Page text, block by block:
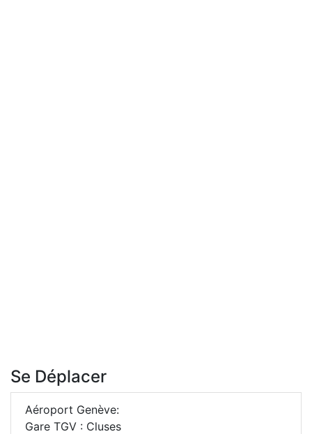
Se Déplacer
Aéroport Genève:
Gare TGV : Cluses